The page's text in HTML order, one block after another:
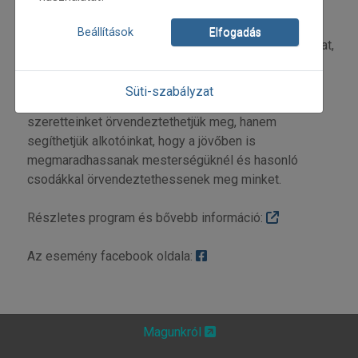
Az ünnepváró vásárban egyedi, kézzel készült
remekműveket: szebbnél szebb ékszereket, játékokat,
textileket, dísztárgyakat, öltözetdarabokat és
kiegészítőket vásárolhatunk, amivel nemcsak
szeretteinket örvendeztethetjük meg, hanem
segíthetjük alkotóinkat, hogy a jövőben is
megmaradhassanak mesterségüknél és hasonló
csodákkal örvendeztethessenek meg minket.
Részletes program és bővebb információ:
Az esemény facebook oldala:
Beállítások Elfogadás
Süti-szabályzat
Magunkról